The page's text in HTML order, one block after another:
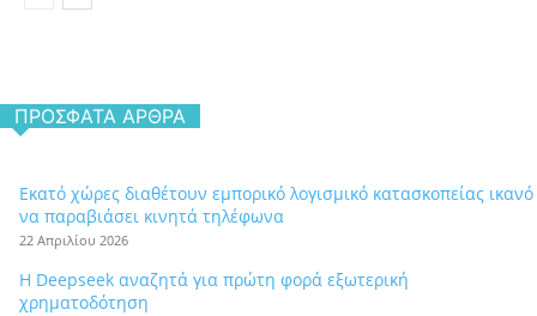
ΠΡΌΣΦΑΤΑ ΆΡΘΡΑ
Εκατό χώρες διαθέτουν εμπορικό λογισμικό κατασκοπείας ικανό
να παραβιάσει κινητά τηλέφωνα
22 Απριλίου 2026
Η Deepseek αναζητά για πρώτη φορά εξωτερική
χρηματοδότηση